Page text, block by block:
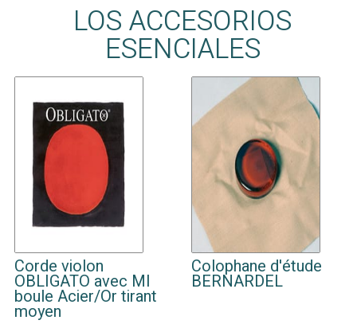
LOS ACCESORIOS
ESENCIALES
Corde violon
OBLIGATO avec MI
boule Acier/Or tirant
moyen
Colophane d'étude
BERNARDEL